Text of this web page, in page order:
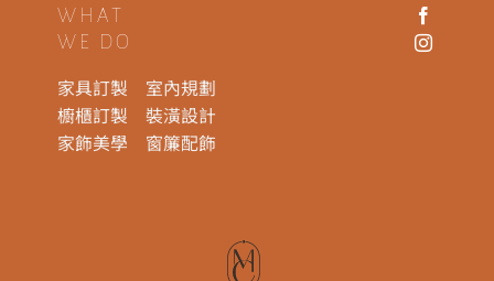
WHAT
WE DO
家具訂製
室內規劃
櫥櫃訂製
裝潢設計
家飾美學
窗簾配飾